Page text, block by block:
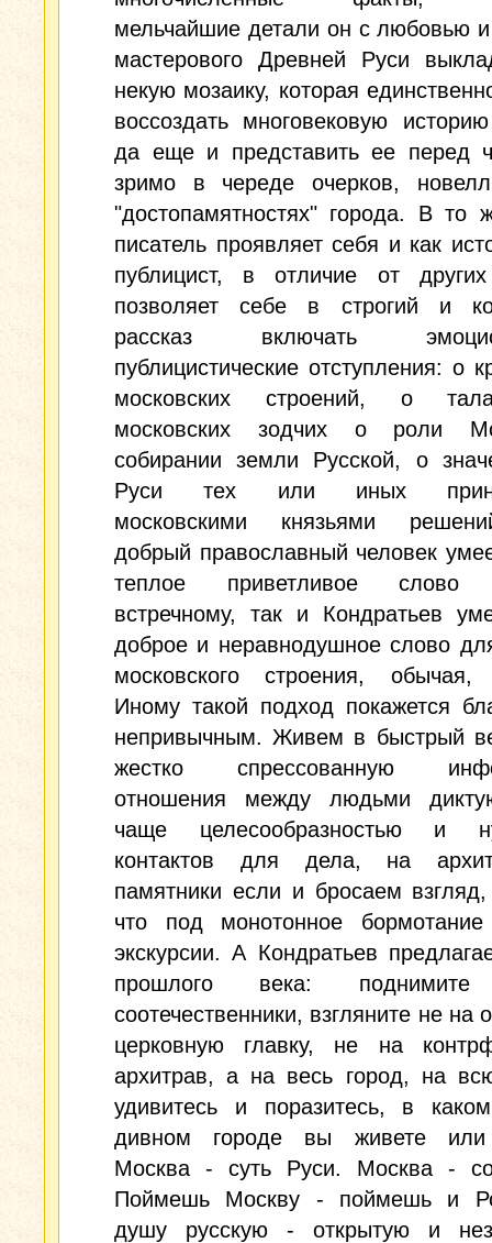
мельчайшие детали он с любовью
мастерового Древней Руси
некую мозаику, которая
воссоздать многовековую
да еще и представить ее перед
зримо в череде очерков,
"достопамятностях" города. В то
писатель проявляет себя и как
публицист, в отличие от
позволяет себе в строгий и
рассказ включать
публицистические отступления: о
московских строений, о
московских зодчих о роли
собирании земли Русской, о
Руси тех или иных
московскими князьями
добрый православный человек
теплое приветливое слово
встречному, так и Кондратьев
доброе и неравнодушное слово
московского строения, обычая,
Иному такой подход покажется
непривычным. Живем в быстрый
жестко спрессованную
отношения между людьми
чаще целесообразностью и
контактов для дела, на
памятники если и бросаем
что под монотонное
экскурсии. А Кондратьев
прошлого века: поднимите
соотечественники, взгляните не на
церковную главку, не на
архитрав, а на весь город, на
удивитесь и поразитесь, в
дивном городе вы живете или
Москва - суть Руси. Москва -
Поймешь Москву - поймешь и
душу русскую - открытую и